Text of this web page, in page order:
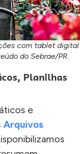
com tablet digital
do Sebrae/PR.
Planilhas
e
Arquivos